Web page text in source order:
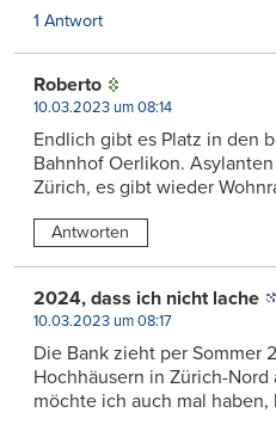
1 Antwort
Roberto
10.03.2023 um 08:14
Endlich gibt es Platz in den
Bahnhof Oerlikon.
Zürich, es gibt wieder
Antworten
2024, dass ich nicht lache
10.03.2023 um 08:17
Die Bank zieht per Sommer
Hochhäusern in Zürich-Nord
möchte ich auch mal